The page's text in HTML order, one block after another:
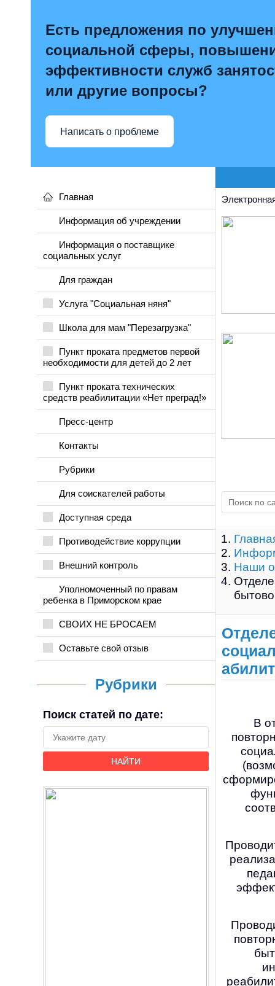
Есть предложения по
социальной сферы,
эффективности служб
или другие вопросы?
Написать о проблеме
Главная
Информация об учреждении
Информация о поставщике
социальных услуг
Для граждан
Услуга "Социальная няня"
Школа для мам "Перезагрузка"
Пункт проката предметов первой
необходимости для детей до 2 лет
Пункт проката технических
средств реабилитации «Нет преград!»
Пресс-центр
Контакты
Рубрики
Для соискателей работы
Доступная среда
Противодействие коррупции
Внешний контроль
Уполномоченный по правам
ребенка в Приморском крае
СВОИХ НЕ БРОСАЕМ
Оставьте свой отзыв
Рубрики
Поиск статей по дате:
НАЙТИ
Наши
В